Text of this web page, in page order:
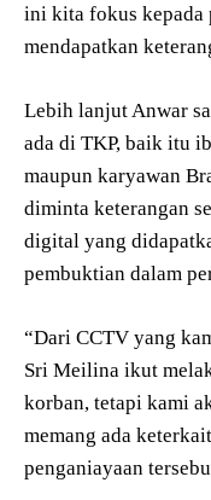
ini kita fokus kepada
mendapatkan
Lebih lanjut Anwar
ada di TKP, baik itu
maupun karyawan
diminta keterangan
digital yang
pembuktian dalam
“Dari CCTV yang
Sri Meilina ikut
korban, tetapi kami
memang ada
penganiayaan